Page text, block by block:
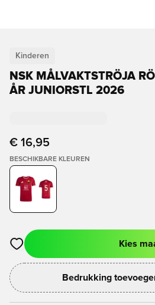
Kinderen
NSK MÅLVAKTSTRÖJA
ÅR JUNIORSTL 2026
€ 16,95
BESCHIKBARE KLEUREN
Opent een venster om in te
Kies
Bedrukking